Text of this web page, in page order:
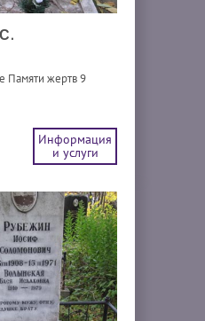
Памяти жертв 9
Информация
и услуги